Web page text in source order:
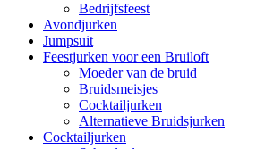
Bedrijfsfeest
Avondjurken
Jumpsuit
Feestjurken voor een Bruiloft
Moeder van de bruid
Bruidsmeisjes
Cocktailjurken
Alternatieve Bruidsjurken
Cocktailjurken